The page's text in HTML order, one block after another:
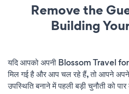
Remove the
Building
यदि आपको अपनी Blossom Travel
मिल गई है और आप चल रहे हैं, तो आपने अपने
उपस्थिति बनाने में पहली बड़ी चुनौती को